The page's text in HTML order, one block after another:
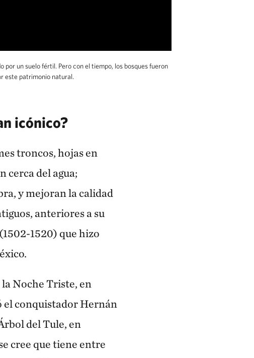
por un suelo fértil. Pero con el tiempo, los bosques fueron
este patrimonio natural.
icónico?
troncos, hojas en
cerca del agua;
y mejoran la calidad
anteriores a su
1520) que hizo
Noche Triste, en
el conquistador Hernán
del Tule, en
cree que tiene entre